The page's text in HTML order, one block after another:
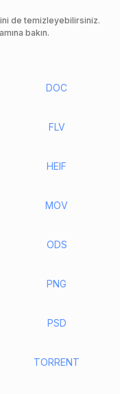
de temizleyebilirsiniz.
bakın.
DOC
FLV
HEIF
MOV
ODS
PNG
PSD
TORRENT